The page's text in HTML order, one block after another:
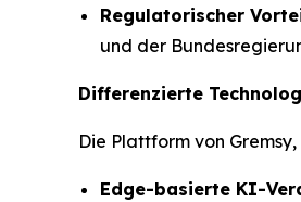
Regulatorischer
und der
Differenzierte
Die Plattform von
Edge-basierte KI-